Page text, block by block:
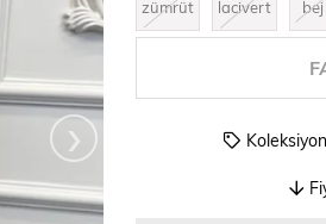
›
zümrüt lacivert bej